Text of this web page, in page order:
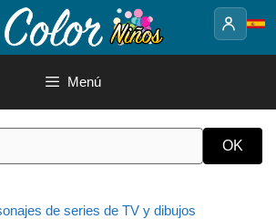
Menú
de series de TV y dibujos